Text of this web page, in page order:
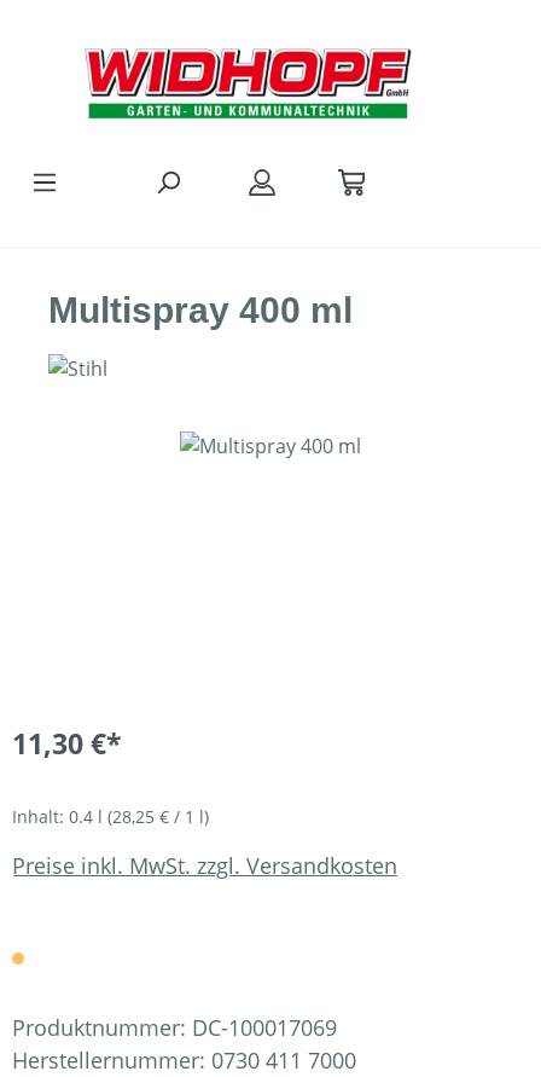
Multispray 400 ml
Bildergalerie überspringen
11,30 €*
Inhalt: 0.4 l (28,25 € / 1 l)
Preise inkl. MwSt. zzgl. Versandkosten
Produktnummer: DC-100017069
Herstellernummer: 0730 411 7000